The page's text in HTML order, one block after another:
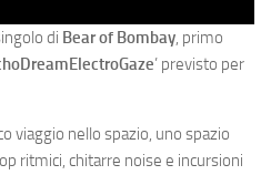
di Bear of Bombay, primo
’ previsto per
viaggio nello spazio, uno spazio
ritmici, chitarre noise e incursioni